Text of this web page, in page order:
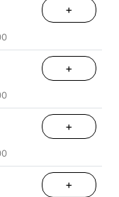
+
+
+
+